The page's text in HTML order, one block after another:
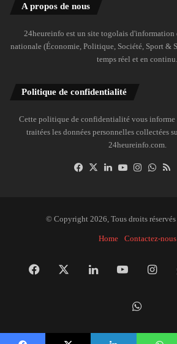
A propos de nous
24heureinfo est un site togolais
nationale (Économie, Politique, Société, Sport &
temps réel et en continu.
Politique de confidentialité
Cette politique de confidentialité vous informe
traitées les données personnelles collectées
24heureinfo.com.
Facebook
X LinkedinYouTubeInstagram
© Copyright 2026, Tous droits
Home Contactez-nous
Facebook LinkedinYouTube
la